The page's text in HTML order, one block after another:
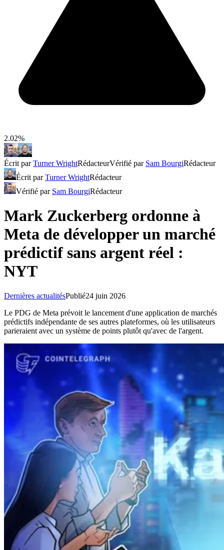
2.02%
Écrit parTurner WrightRédacteurVérifié par Sam BourgiRédacteur
Écrit parTurner WrightRédacteur
Vérifié par Sam BourgiRédacteur
Mark Zuckerberg ordonne à
Meta de développer un marché
prédictif sans argent réel :
NYT
Dernières actualitésPublié24 juin 2026
Le PDG de Meta prévoit le lancement d'une application de marchés
prédictifs indépendante de ses autres plateformes, où les utilisateurs
parieraient avec un système de points plutôt qu'avec de l'argent.